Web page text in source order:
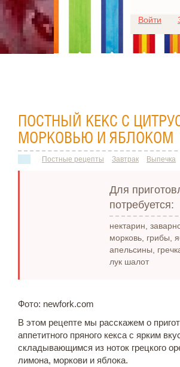
Войти
ПОСТНЫЙ КЕКС С
МОРКОВЬЮ И ЯБЛОКОМ
Постные рецепты Завтрак Выпечка
Для
потребуется:
нектарин,
морковь, грибы,
апельсины,
лук шалот
Фото: newfork.com
В этом рецепте мы расскажем о
аппетитного пряного кекса с ярким
складывающимся из ноток грецкого
лимона, моркови и яблока.
Для любых